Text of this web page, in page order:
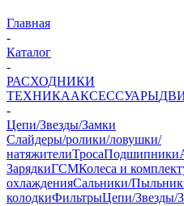
Главная
-
Каталог
-
РАСХОДНИКИ
ТЕХНИКААКСЕССУАРЫ
-
Цепи/Звезды/Замки
Слайдеры/ролики/ловушки/
натяжителиТросаПодшипники
ЗарядкиГСМКолеса и
охлажденияСальники/
колодкиФильтрыЦепи/Звезды/